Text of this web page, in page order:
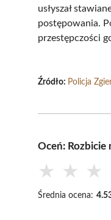
usłyszał
postępowania.
przestępczości
Źródło: Policja
Oceń:
★ ★ ★
Średnia ocena: